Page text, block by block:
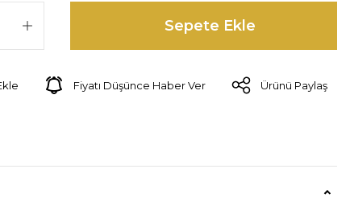
Sepete Ekle
Fiyatı Düşünce Haber Ver Ürünü Paylaş